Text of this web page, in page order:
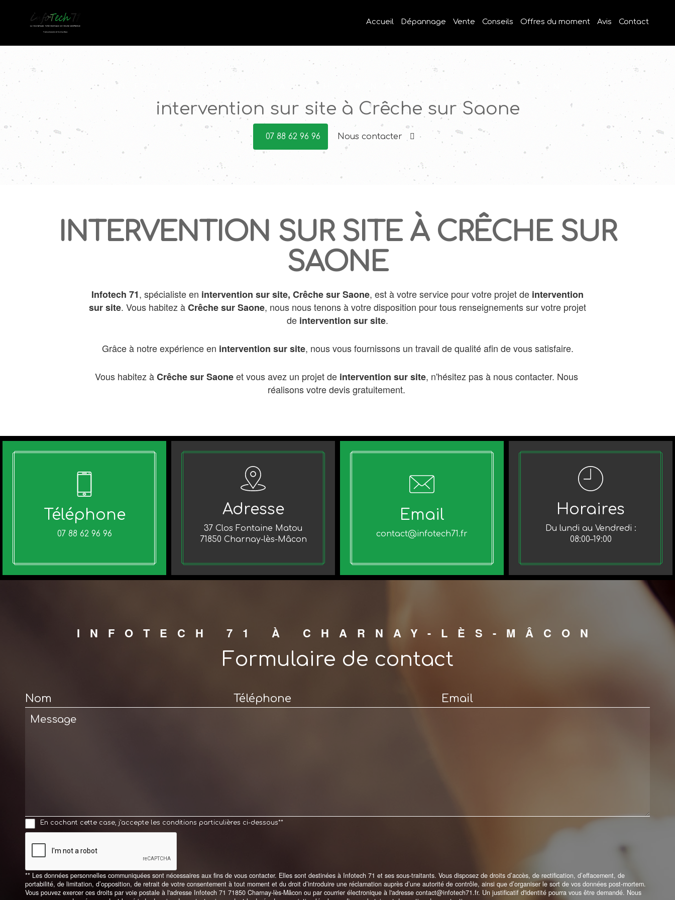
Accueil Dépannage Vente Conseils Offres du moment Avis Contact
INFOTECH 71 À CHARNAY-LÈS-MÂCON
intervention sur site à Crêche sur Saone
07 88 62 96 96 Nous contacter
INTERVENTION SUR SITE À CRÊCHE SUR
SAONE
Infotech 71, spécialiste en intervention sur site, Crêche sur Saone, est à votre service pour votre projet de intervention
sur site. Vous habitez àCrêche sur Saone, nous nous tenons à votre disposition pour tous renseignements sur votre projet
de intervention sur site.
Grâce à notre expérience en intervention sur site, nous vous fournissons un travail de qualité afin de vous satisfaire.
Vous habitez àCrêche sur Saoneet vous avez un projet de intervention sur site, n'hésitez pas à nous contacter. Nous
réalisons votre devis gratuitement.
Téléphone
07 88 62 96 96
Adresse
37 Clos Fontaine Matou
71850 Charnay-lès-Mâcon
Email
contact@infotech71.fr
Horaires
Du lundi au Vendredi :
08:00–19:00
INFOTECH 71 À CHARNAY-LÈS-MÂCON
Formulaire de contact
Nom Téléphone Email
En cochant cette case, j'accepte les conditions particulières ci-dessous**
** Les données personnelles communiquées sont nécessaires aux fins de vous contacter. Elles sont destinées à Infotech 71 et ses sous-traitants. Vous disposez de droits d’accès, de rectification, d’effacement, de
portabilité, de limitation, d’opposition, de retrait de votre consentement à tout moment et du droit d’introduire une réclamation auprès d’une autorité de contrôle, ainsi que d’organiser le sort de vos données post-mortem.
Vous pouvez exercer ces droits par voie postale à l'adresse Infotech 71 71850 Charnay-lès-Mâcon ou par courrier électronique à l'adresse contact@infotech71.fr. Un justificatif d'identité pourra vous être demandé. Nous